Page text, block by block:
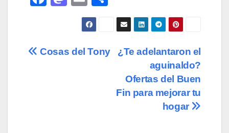
e
o
m
ail
o
m
p
Navegación¿Te adelantaron el
aguinaldo?
Ofertas del Buen
Fin para mejorar tu
hogar
Cosas del Tony